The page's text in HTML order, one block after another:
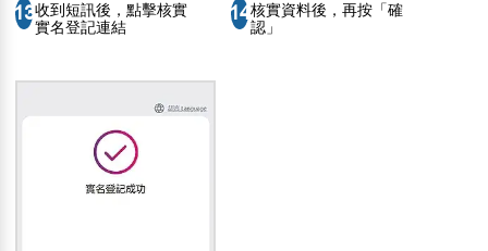
13收到短訊後，點擊核實
實名登記連結
14 核實資料後，再按「確
認」